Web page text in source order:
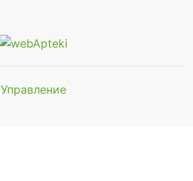
УправлениеМы будем